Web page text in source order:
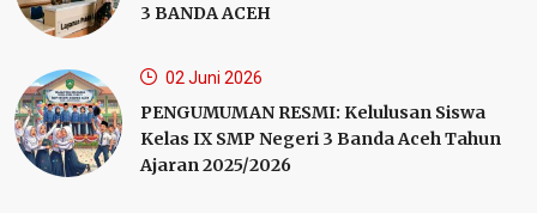
3 BANDA ACEH
02 Juni 2026
PENGUMUMAN RESMI: Kelulusan Siswa
Kelas IX SMP Negeri 3 Banda Aceh Tahun
Ajaran 2025/2026